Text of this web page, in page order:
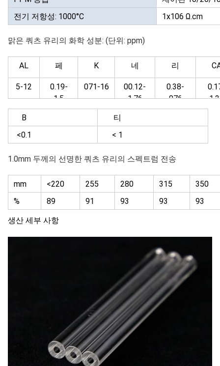
전기 저항성: 1000°C
1x106 Ω.cm
맑은 쿼츠 유리의 화학 성분: (단위: ppm)
AL 페 K 네 리
5-12
0.19-
1.5
071-16
00.12-
1.76
0.38-
076
B
티
<0.1
< 1
1.0mm 두께의 선명한 쿼츠 유리의 스펙트럼 전송
mm <220 255 280 315
350
%
89 91 93 93 93
생산 세부 사항